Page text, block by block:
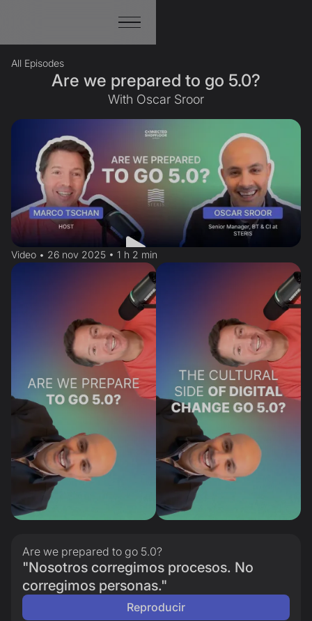
All Episodes
Are we prepared to go 5.0?
With Oscar Sroor
Video • 26 nov 2025 • 1 h 2 min
Are we prepared to go 5.0?
"Nosotros corregimos procesos. No
corregimos personas."
Reproducir